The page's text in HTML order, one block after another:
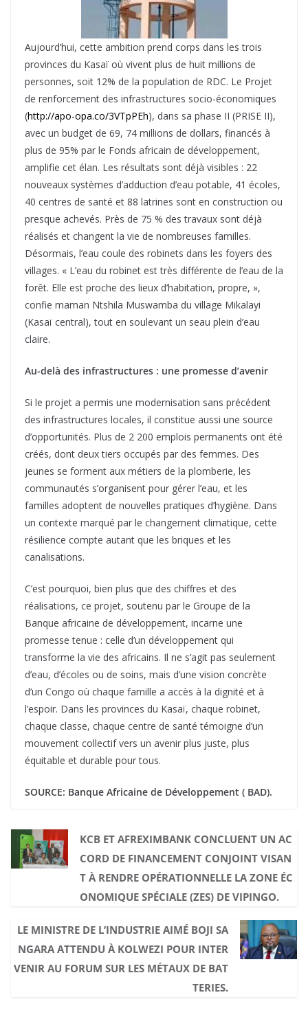
Aujourd’hui, cette ambition prend corps dans les trois
provinces du Kasaï où vivent plus de huit millions de
personnes, soit 12% de la population de RDC. Le Projet
de renforcement des infrastructures socio-économiques
(http://apo-opa.co/3VTpPEh), dans sa phase II (PRISE II),
avec un budget de 69, 74 millions de dollars, financés à
plus de 95% par le Fonds africain de développement,
amplifie cet élan. Les résultats sont déjà visibles : 22
nouveaux systèmes d’adduction d’eau potable, 41 écoles,
40 centres de santé et 88 latrines sont en construction ou
presque achevés. Près de 75 % des travaux sont déjà
réalisés et changent la vie de nombreuses familles.
Désormais, l’eau coule des robinets dans les foyers des
villages. « L’eau du robinet est très différente de l’eau de la
forêt. Elle est proche des lieux d’habitation, propre, »,
confie maman Ntshila Muswamba du village Mikalayi
(Kasaï central), tout en soulevant un seau plein d’eau
claire.
Au-delà des infrastructures : une promesse d’avenir
Si le projet a permis une modernisation sans précédent
des infrastructures locales, il constitue aussi une source
d’opportunités. Plus de 2 200 emplois permanents ont été
créés, dont deux tiers occupés par des femmes. Des
jeunes se forment aux métiers de la plomberie, les
communautés s’organisent pour gérer l’eau, et les
familles adoptent de nouvelles pratiques d’hygiène. Dans
un contexte marqué par le changement climatique, cette
résilience compte autant que les briques et les
canalisations.
C’est pourquoi, bien plus que des chiffres et des
réalisations, ce projet, soutenu par le Groupe de la
Banque africaine de développement, incarne une
promesse tenue : celle d’un développement qui
transforme la vie des africains. Il ne s’agit pas seulement
d’eau, d’écoles ou de soins, mais d’une vision concrète
d’un Congo où chaque famille a accès à la dignité et à
l’espoir. Dans les provinces du Kasaï, chaque robinet,
chaque classe, chaque centre de santé témoigne d’un
mouvement collectif vers un avenir plus juste, plus
équitable et durable pour tous.
SOURCE: Banque Africaine de Développement ( BAD).
KCB ET AFREXIMBANK CONCLUENT UN AC
CORD DE FINANCEMENT CONJOINT VISAN
T À RENDRE OPÉRATIONNELLE LA ZONE ÉC
ONOMIQUE SPÉCIALE (ZES) DE VIPINGO.
LE MINISTRE DE L’INDUSTRIE AIMÉ BOJI SA
NGARA ATTENDU À KOLWEZI POUR INTER
VENIR AU FORUM SUR LES MÉTAUX DE BAT
TERIES.